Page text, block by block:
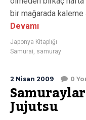
bir mağarada kaleme
Devamı
Japonya Kitaplığı
Samurai, samuray
2 Nisan 2009 0
Jujutsu